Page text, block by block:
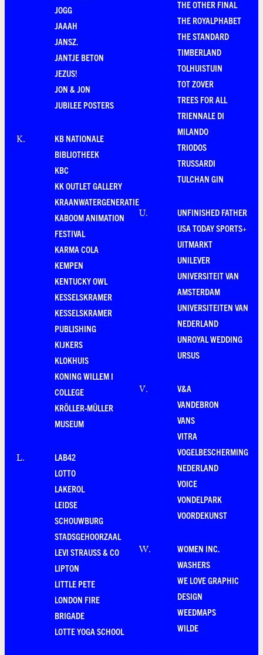
JOGG
JAAAH
JANSZ.
JANTJE BETON
JEZUS!
JON & JON
JUBILEE POSTERS
K.
KB NATIONALE
BIBLIOTHEEK
KBC
KK OUTLET GALLERY
KRAANWATERGENERATIE
KABOOM ANIMATION
FESTIVAL
KARMA COLA
KEMPEN
KENTUCKY OWL
KESSELSKRAMER
KESSELSKRAMER
PUBLISHING
KIJKERS
KLOKHUIS
KONING WILLEM I
COLLEGE
KRÖLLER-MÜLLER
MUSEUM
L.
LAB42
LOTTO
LAKEROL
LEIDSE
SCHOUWBURG
STADSGEHOORZAAL
LEVI STRAUSS & CO
LIPTON
LITTLE PETE
LONDON FIRE
BRIGADE
LOTTE YOGA SCHOOL
THE OTHER FINAL
THE ROYALPHABET
THE STANDARD
TIMBERLAND
TOLHUISTUIN
TOT ZOVER
TREES FOR ALL
TRIENNALE DI
MILANDO
TRIODOS
TRUSSARDI
TULCHAN GIN
U.
UNFINISHED FATHER
USA TODAY SPORTS+
UITMARKT
UNILEVER
UNIVERSITEIT VAN
AMSTERDAM
UNIVERSITEITEN VAN
NEDERLAND
UNROYAL WEDDING
URSUS
V.
V&A
VANDEBRON
VANS
VITRA
VOGELBESCHERMING
NEDERLAND
VOICE
VONDELPARK
VOORDEKUNST
W.
WOMEN INC.
WASHERS
WE LOVE GRAPHIC
DESIGN
WEEDMAPS
WILDE